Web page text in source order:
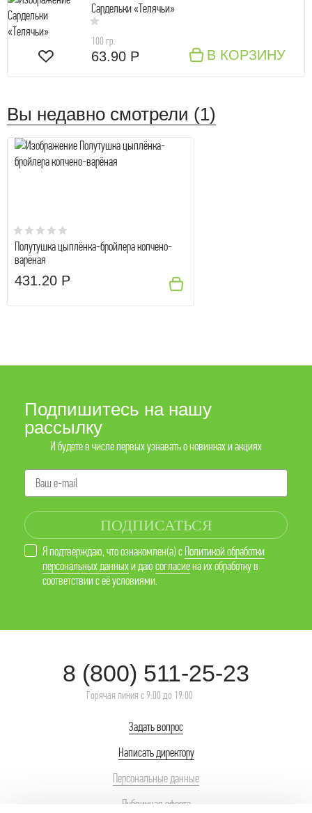
Сардельки «Телячьи»
100 гр.
63.90 Р В КОРЗИНУ
Вы недавно смотрели (1)
Полутушка цыплёнка-бройлера копчено-
варёная
431.20 Р
Подпишитесь на нашу
рассылку
И будете в числе первых узнавать о новинках и акциях
ПОДПИСАТЬСЯ
Я подтверждаю, что ознакомлен(а) с Политикой обработки
персональных данныхи даю согласиена их обработку в
соответствии с её условиями.
8 (800) 511-25-23
Горячая линия с 9:00 до 19:00
Задать вопрос
Написать директору
Персональные данные
Публичная оферта